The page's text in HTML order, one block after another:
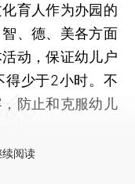
育人作为办园的
、德、美各方面
动，保证幼儿户
得少于2小时。不
防止和克服幼儿
续阅读